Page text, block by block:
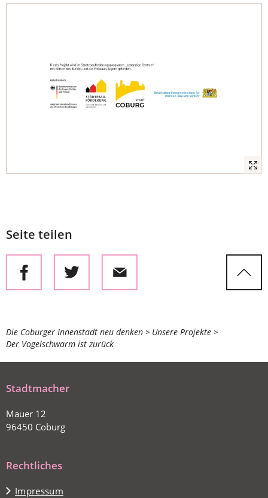
Seite teilen
Sie
befinden
hier:
Die Coburger Innenstadt neu denken
Unsere Projekte
Der Vogelschwarm ist zurück
Stadtmacher
Mauer 12
96450 Coburg
Rechtliches
Impressum